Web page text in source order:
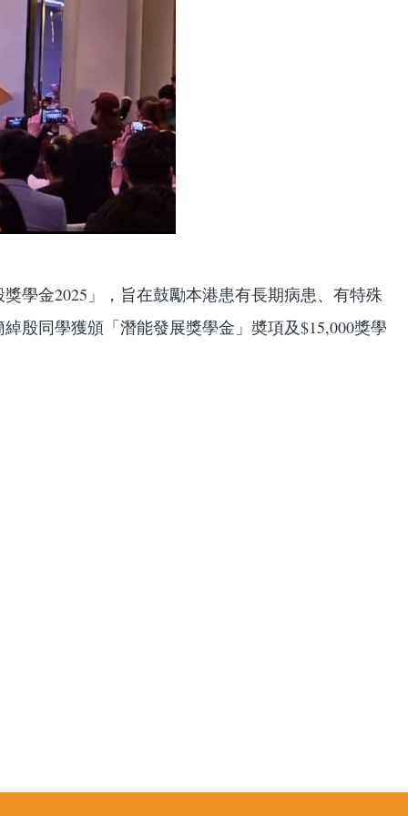
學金2025」，旨在鼓勵本港患有長期病患、有特殊
殷同學獲頒「潛能發展獎學金」奬項及$15,000獎學